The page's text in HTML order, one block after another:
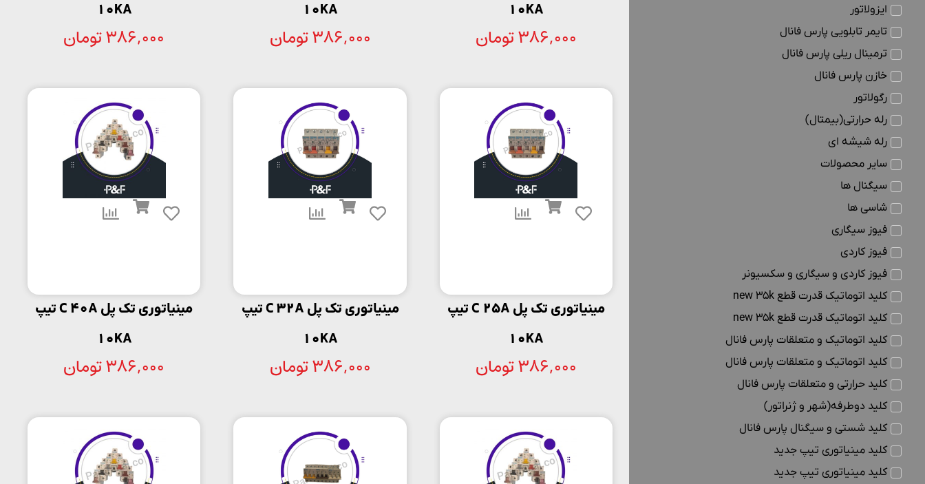
ایزولاتور
تایمر تابلویی پارس فانال
ترمینال ریلی پارس فانال
خازن پارس فانال
رگولاتور
رله حرارتی(بیمتال)
رله شیشه ای
سایر محصولات
سیگنال ها
شاسی ها
فیوز سیگاری
فیوز کاردی
فیوز کاردی و سیگاری و سکسیونر
کلید اتوماتیک قدرت قطع new 35k
کلید اتوماتیک قدرت قطع new 35k
کلید اتوماتیک و متعلقات پارس فانال
کلید اتوماتیک و متعلقات پارس فانال
کلید حرارتی و متعلقات پارس فانال
کلید دوطرفه(شهر و ژنراتور)
کلید شستی و سیگنال پارس فانال
کلید مینیاتوری تیپ جدید
کلید مینیاتوری تیپ جدید
10KA
386,000تومان
10KA
386,000تومان
10KA
386,000تومان
مینیاتوری تک پل C 25A تیپ
10KA
386,000تومان
مینیاتوری تک پل C 32A تیپ
10KA
386,000تومان
مینیاتوری تک پل C 40A تیپ
10KA
386,000تومان